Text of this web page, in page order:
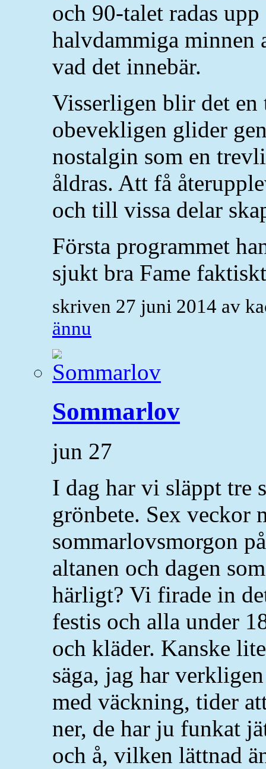
och 90-talet radas
halvdammiga
vad det innebär.
Visserligen blir det
obevekligen glider
nostalgin som en
åldras. Att få
och till vissa delar
Första programmet
sjukt bra Fame
skriven 27 juni 2014 av
ännu
Sommarlov
jun 27
I dag har vi släppt tre
grönbete. Sex veckor
sommarlovsmorgon
altanen och dagen
härligt? Vi firade in
festis och alla under
och kläder. Kanske
säga, jag har
med väckning, tider
ner, de har ju funkat
och å, vilken lättnad